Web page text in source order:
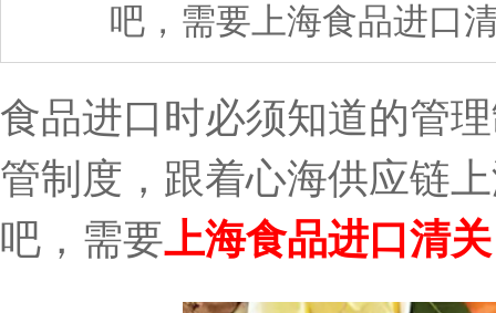
吧，需要上海食品进口
食品进口时必须知道的管
管制度，跟着心海供应链
吧，需要上海食品进口清关